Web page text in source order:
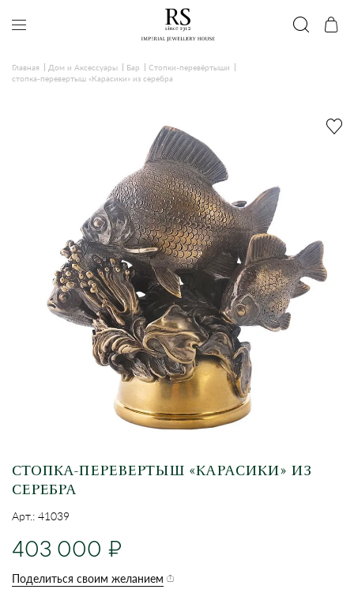
Главная Дом и Аксессуары Бар
Стопки-перевёртыши
стопка-перевертыш «Карасики» из серебра
СТОПКА-ПЕРЕВЕРТЫШ «КАРАСИКИ» ИЗ
СЕРЕБРА
Арт.: 41039
403 000
Поделиться своим желанием